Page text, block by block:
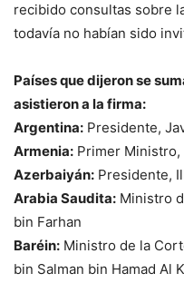
recibido consultas sobre
todavía no habían sido
Países que dijeron se
asistieron a la firma:
Argentina: Presidente,
Armenia: Primer Ministro,
Azerbaiyán: Presidente,
Arabia Saudita: Ministro
bin Farhan
Baréin: Ministro de la
bin Salman bin Hamad Al